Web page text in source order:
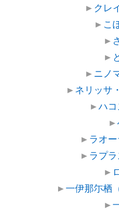
► クレ
► こ
►
►
► ニノ
► ネリッサ
►ハ
►
► ラオ
► ラプ
►
►一伊那尓栖
►